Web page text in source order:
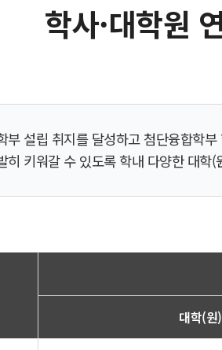
학사·대학원
설립 취지를 달성하고 첨단융합학
키워갈 수 있도록 학내 다양한 대학
대학(원)